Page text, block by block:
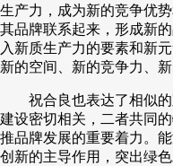
生产力，成为新的竞争优
其品牌联系起来，形成新
入新质生产力的要素和新
新的空间、新的竞争力、新
祝合良也表达了相似
建设密切相关，二者共同
推品牌发展的重要着力。
创新的主导作用，突出绿